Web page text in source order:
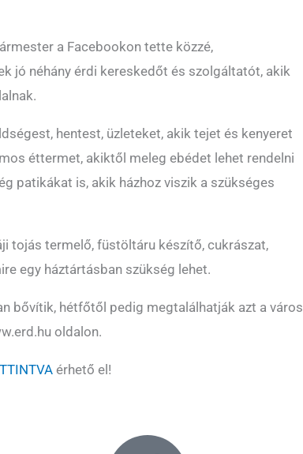
a Facebookon tette közzé,
jó néhány érdi kereskedőt és szolgáltatót, akik
hentest, üzleteket, akik tejet és kenyeret
éttermet, akiktől meleg ebédet lehet rendelni
patikákat is, akik házhoz viszik a szükséges
tojás termelő, füstöltáru készítő, cukrászat,
egy háztártásban szükség lehet.
bővítik, hétfőtől pedig megtalálhatják azt a város
oldalon.
érhető el!